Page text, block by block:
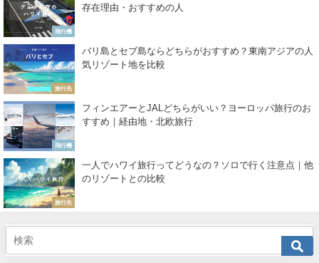
飛行機
存在理由・おすすめの人
旅行先
バリ島とセブ島ならどちらがおすすめ？東南アジアの人
気リゾート地を比較
飛行機
フィンエアーとJALどちらがいい？ヨーロッパ旅行のお
すすめ｜経由地・北欧旅行
旅行先
一人でハワイ旅行ってどうなの？ソロで行く注意点｜他
のリゾートとの比較